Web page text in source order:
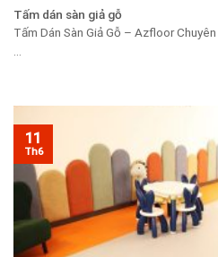
Tấm dán sàn giả gỗ
Tấm Dán Sàn Giả Gỗ – Azfloor
11
Th6